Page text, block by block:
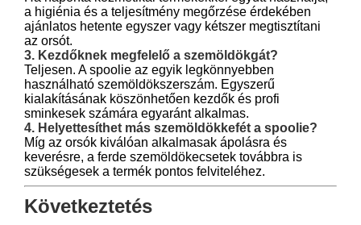
a higiénia és a teljesítmény megőrzése érdekében
ajánlatos hetente egyszer vagy kétszer megtisztítani
az orsót.
3. Kezdőknek megfelelő a szemöldökgát?
Teljesen. A spoolie az egyik legkönnyebben
használható szemöldökszerszám. Egyszerű
kialakításának köszönhetően kezdők és profi
sminkesek számára egyaránt alkalmas.
4. Helyettesíthet más szemöldökkefét a spoolie?
Míg az orsók kiválóan alkalmasak ápolásra és
keverésre, a ferde szemöldökecsetek továbbra is
szükségesek a termék pontos felviteléhez.
Következtetés